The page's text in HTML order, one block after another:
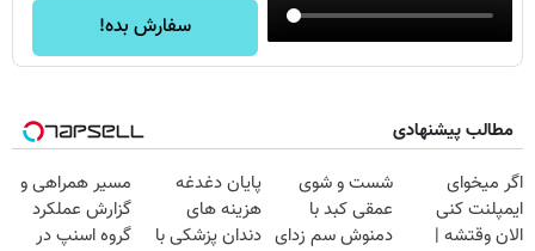
سفارش بده!
مطالب پیشنهادی
اگر میخوای
ایمپلنت کنی
الان وقتشه |
شست و شوی
عمقی کبد با
دمنوش سم زدای
پایان دغدغه
هزینه های
دندان پزشکی با
مسیر همراهی و
گزارش عملکرد
گروه اسنپ در